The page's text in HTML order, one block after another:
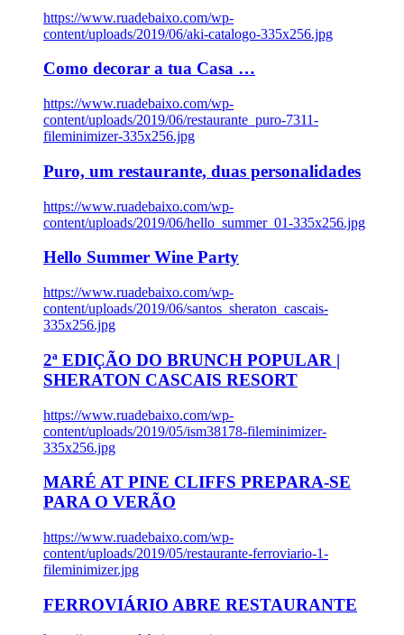
https://www.ruadebaixo.com/wp-
content/uploads/2019/06/aki-catalogo-335x256.jpg
Como decorar a tua Casa …
https://www.ruadebaixo.com/wp-
content/uploads/2019/06/restaurante_puro-7311-
fileminimizer-335x256.jpg
Puro, um restaurante, duas personalidades
https://www.ruadebaixo.com/wp-
content/uploads/2019/06/hello_summer_01-335x256.jpg
Hello Summer Wine Party
https://www.ruadebaixo.com/wp-
content/uploads/2019/06/santos_sheraton_cascais-
335x256.jpg
2ª EDIÇÃO DO BRUNCH POPULAR |
SHERATON CASCAIS RESORT
https://www.ruadebaixo.com/wp-
content/uploads/2019/05/ism38178-fileminimizer-
335x256.jpg
MARÉ AT PINE CLIFFS PREPARA-SE
PARA O VERÃO
https://www.ruadebaixo.com/wp-
content/uploads/2019/05/restaurante-ferroviario-1-
fileminimizer.jpg
FERROVIÁRIO ABRE RESTAURANTE